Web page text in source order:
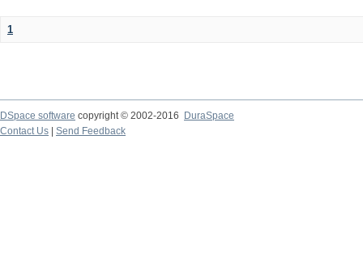
1
DSpace software copyright © 2002-2016
DuraSpace
Contact Us
Send Feedback